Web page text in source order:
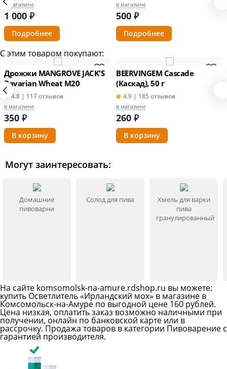
в магазине
1 000 ₽
Подробнее
в магазине
500 ₽
Подробнее
С этим товаром покупают:
Дрожжи MANGROVE JACK'S
Bavarian Wheat M20
4.8 | 117 отзывов
в магазине
350 ₽
BEERVINGEM Cascade
(Каскад), 50 г
4.9 | 185 отзывов
в магазине
260 ₽
Могут заинтересовать:
Домашние
пивоварни
Солод для пива
Хмель для варки
пива
гранулированный
На сайте komsomolsk-na-amure.rdshop.ru вы можете:
купить Осветлитель «Ирландский мох» в магазине в
Комсомольск-на-Амуре по выгодной цене 160 рублей.
Цена низкая, оплатить заказ возможно наличными при
получении, онлайн по банковской карте или в
рассрочку. Продажа товаров в категории Пивоварение с
гарантией производителя.